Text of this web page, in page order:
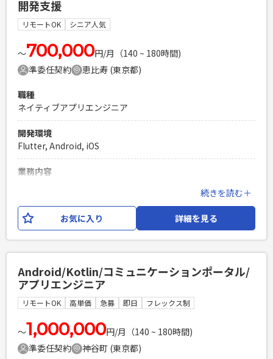
必須スキル
・ Kotlinでの開発経験3年以上 ・開発経験4年以上 ・設計〜の
経験 ・Androidアーキテクチャーへの理解
PHPを用いたWebサービスの開発経験4年以上
Laravelを用いた開発経験1年以上
エンジニア複数人のチームでの開発経験
開発支援
リモートOK シニア人気
〜700,000円/月（140 ~ 180時間)
準委任契約
恵比寿 (東京都)
職種
ネイティブアプリエンジニア
開発環境
Flutter, Android, iOS
業務内容
ていただきます。 【求める人物像】 ・プロジェクトやタスク
に対して主体的に取り組むことができる方 ・詰まった際に、
調べたり、人に質問したりして、問題を解決できる方
リ開発経験（SwiftまたはKotlin）3年以上 ・Git-Flowに準拠
したチーム開発 ・UI改善やリッチアニメーション実装経験
PHPを用いたWebサービスの開発経験4年以上
エンジニア複数人のチームでの開発経験
続きを読む＋
お気に入り 詳細を見る
Android/Kotlin/コミュニケーションポータル/
アプリエンジニア
リモートOK 高単価 急募 即日 フレックス制
〜1,000,000円/月（140 ~ 180時間)
準委任契約
神谷町 (東京都)